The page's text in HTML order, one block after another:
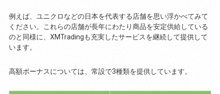
例えば、ユニクロなどの日本を代表する店舗を思い浮かべてみて
ください。これらの店舗が長年にわたり商品を安定供給している
のと同様に、XMTradingも充実したサービスを継続して提供して
います。
高額ボーナスについては、常設で3種類を提供しています。